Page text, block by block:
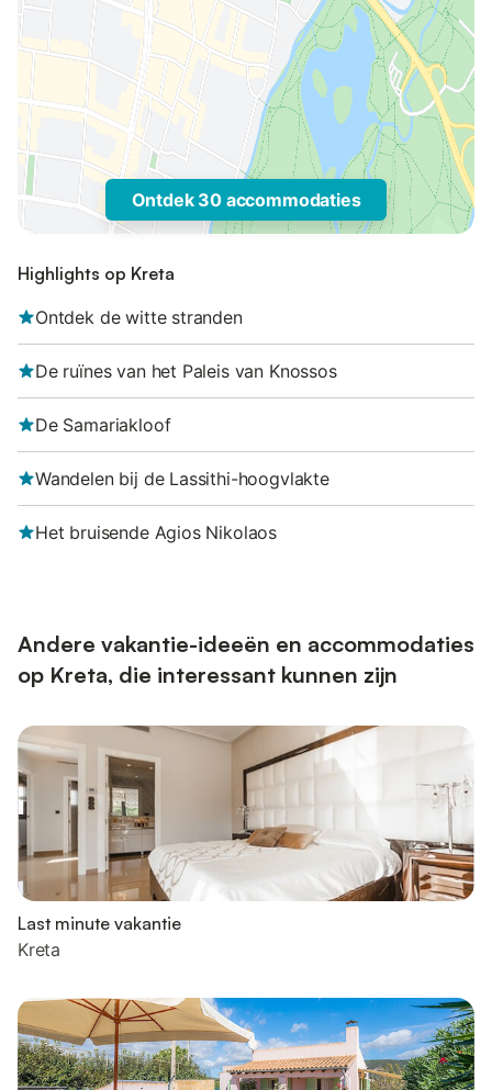
Ontdek 30 accommodaties
Highlights op Kreta
Ontdek de witte stranden
De ruïnes van het Paleis van Knossos
De Samariakloof
Wandelen bij de Lassithi-hoogvlakte
Het bruisende Agios Nikolaos
Andere vakantie-ideeën en accommodaties
op Kreta, die interessant kunnen zijn
Last minute vakantie
Kreta